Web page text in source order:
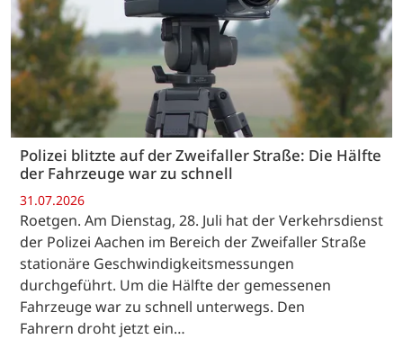
Polizei blitzte auf der Zweifaller Straße: Die Hälfte
der Fahrzeuge war zu schnell
31.07.2026
Roetgen. Am Dienstag, 28. Juli hat der Verkehrsdienst
der Polizei Aachen im Bereich der Zweifaller Straße
stationäre Geschwindigkeitsmessungen
durchgeführt. Um die Hälfte der gemessenen
Fahrzeuge war zu schnell unterwegs. Den
Fahrern droht jetzt ein…